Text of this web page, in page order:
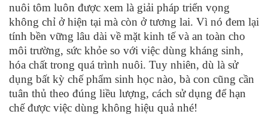
nuôi tôm luôn được xem là giải pháp triển vọng
không chỉ ở hiện tại mà còn ở tương lai. Vì nó đem lại
tính bền vững lâu dài về mặt kinh tế và an toàn cho
môi trường, sức khỏe so với việc dùng kháng sinh,
hóa chất trong quá trình nuôi. Tuy nhiên, dù là sử
dụng bất kỳ chế phẩm sinh học nào, bà con cũng cần
tuân thủ theo đúng liều lượng, cách sử dụng để hạn
chế được việc dùng không hiệu quả nhé!